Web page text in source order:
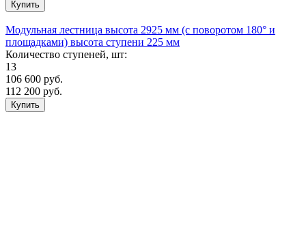
Модульная лестница высота 2925 мм (с поворотом 180° и
площадками) высота ступени 225 мм
Количество ступеней, шт:
13
106 600 руб.
112 200 руб.